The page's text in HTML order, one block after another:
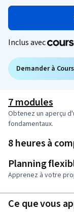
Inclus avec
Demander à
7 modules
Obtenez un aperçu
fondamentaux.
8 heures à
Planning
Apprenez à votre
Ce que vous